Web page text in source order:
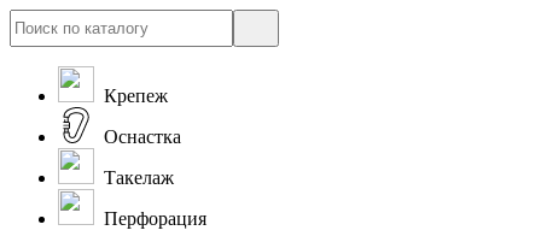
Крепеж
Оснастка
Такелаж
Перфорация